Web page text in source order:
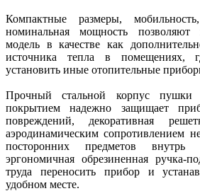
Компактные размеры,
номинальная мощность позволяют
модель в качестве как
источника тепла в помещениях,
установить иные отопительные
Прочный стальной корпус пушки
покрытием надежно защищает
повреждений, декоративная
аэродинамическим сопротивлением
посторонних предметов внутрь
эргономичная обрезиненная ручка-
труда переносить прибор и
удобном месте.